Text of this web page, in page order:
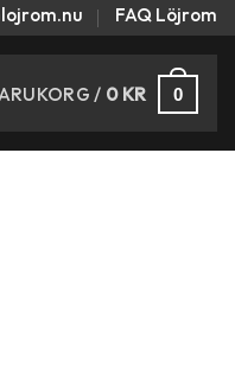
FAQ Löjrom
/ 0 KR 0